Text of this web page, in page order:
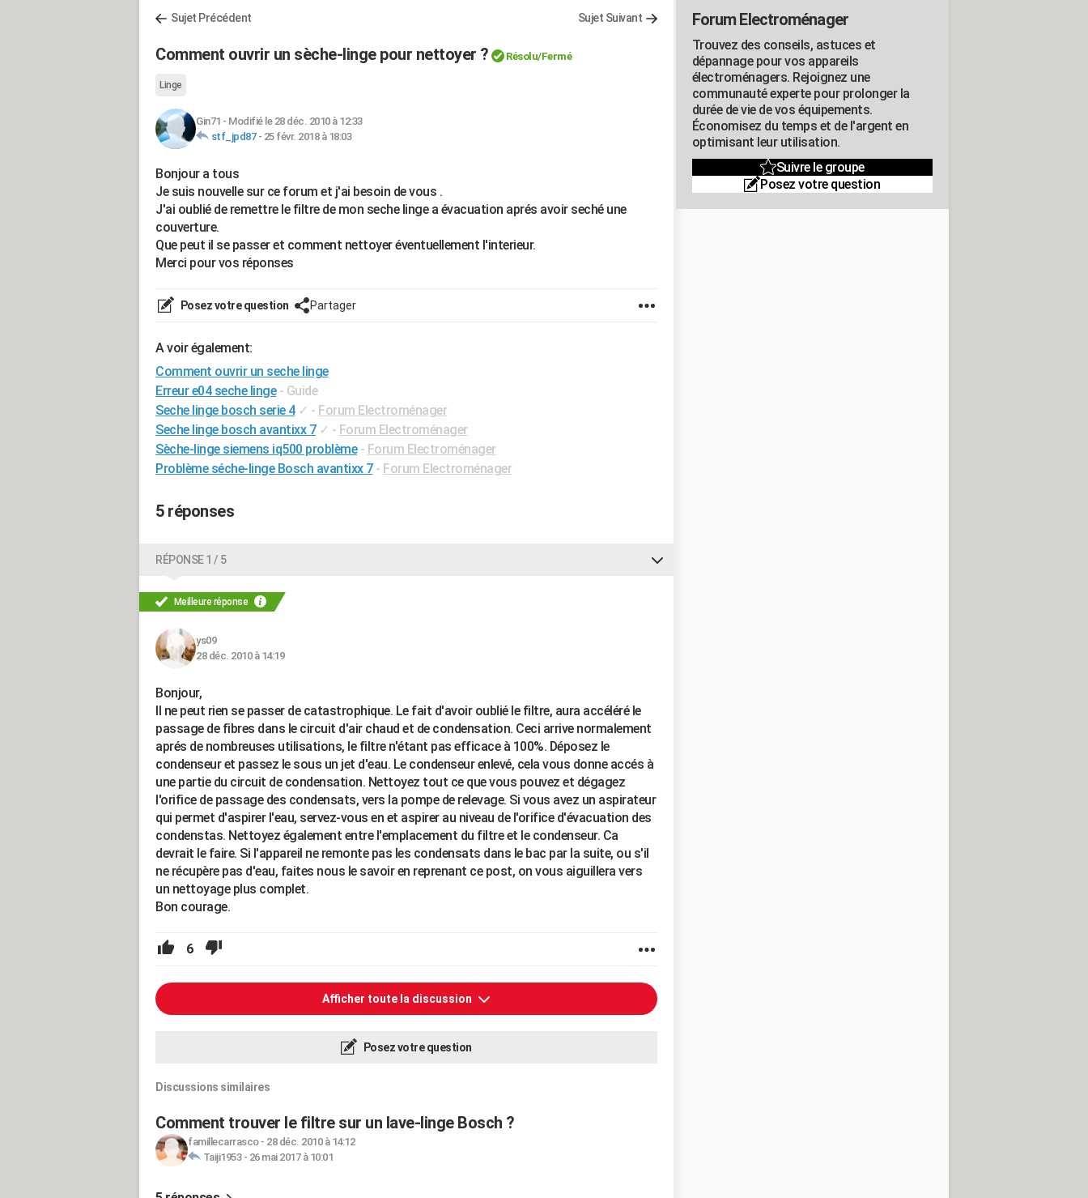
Sujet Précédent Sujet Suivant
Comment ouvrir un sèche-linge pour nettoyer ? Résolu/Fermé
Linge
Gin71 - Modifié le 28 déc. 2010 à 12:33
stf_jpd87- 25 févr. 2018 à 18:03
Bonjour a tous
Je suis nouvelle sur ce forum et j'ai besoin de vous .
J'ai oublié de remettre le filtre de mon seche linge a évacuation aprés avoir seché une
couverture.
Que peut il se passer et comment nettoyer éventuellement l'interieur.
Merci pour vos réponses
Posez votre question Partager
A voir également:
Comment ouvrir un seche linge
Erreur e04 seche linge - Guide
Seche linge bosch serie 4 ✓ - Forum Electroménager
Seche linge bosch avantixx 7 ✓ - Forum Electroménager
Sèche-linge siemens iq500 problème - Forum Electroménager
Problème séche-linge Bosch avantixx 7 - Forum Electroménager
5 réponses
RÉPONSE 1 / 5
Meilleure réponse
ys09
28 déc. 2010 à 14:19
Bonjour,
Il ne peut rien se passer de catastrophique. Le fait d'avoir oublié le filtre, aura accéléré le
passage de fibres dans le circuit d'air chaud et de condensation. Ceci arrive normalement
aprés de nombreuses utilisations, le filtre n'étant pas efficace à 100%. Déposez le
condenseur et passez le sous un jet d'eau. Le condenseur enlevé, cela vous donne accés à
une partie du circuit de condensation. Nettoyez tout ce que vous pouvez et dégagez
l'orifice de passage des condensats, vers la pompe de relevage. Si vous avez un aspirateur
qui permet d'aspirer l'eau, servez-vous en et aspirer au niveau de l'orifice d'évacuation des
condenstas. Nettoyez également entre l'emplacement du filtre et le condenseur. Ca
devrait le faire. Si l'appareil ne remonte pas les condensats dans le bac par la suite, ou s'il
ne récupère pas d'eau, faites nous le savoir en reprenant ce post, on vous aiguillera vers
un nettoyage plus complet.
Bon courage.
6
Afficher toute la discussion
Posez votre question
Discussions similaires
Comment trouver le filtre sur un lave-linge Bosch ?
famillecarrasco- 28 déc. 2010 à 14:12
Taiji1953- 26 mai 2017 à 10:01
Forum Electroménager
Trouvez des conseils, astuces et
dépannage pour vos appareils
électroménagers. Rejoignez une
communauté experte pour prolonger la
durée de vie de vos équipements.
Économisez du temps et de l'argent en
optimisant leur utilisation.
Suivre le groupe
Posez votre question